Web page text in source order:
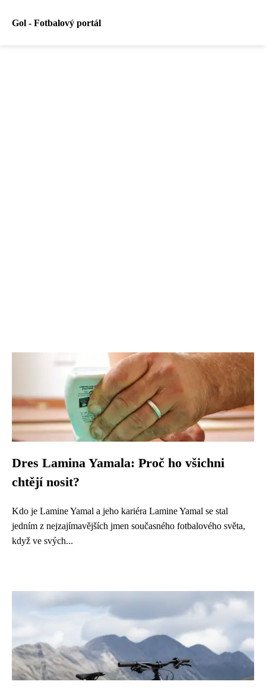
Gol - Fotbalový portál
Dres Lamina Yamala: Proč ho všichni
chtějí nosit?
Kdo je Lamine Yamal a jeho kariéra Lamine Yamal se stal
jedním z nejzajímavějších jmen současného fotbalového světa,
když ve svých...